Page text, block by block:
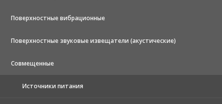
Поверхностные вибрационные
Поверхностные звуковые извещатели (акустические)
Совмещенные
Источники питания